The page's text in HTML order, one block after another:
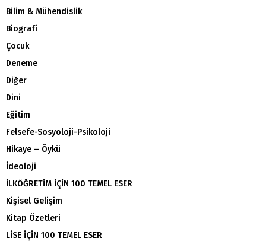
Bilim & Mühendislik
Biografi
Çocuk
Deneme
Diğer
Dini
Eğitim
Felsefe-Sosyoloji-Psikoloji
Hikaye – Öykü
İdeoloji
İLKÖĞRETİM İÇİN 100 TEMEL ESER
Kişisel Gelişim
Kitap Özetleri
LİSE İÇİN 100 TEMEL ESER